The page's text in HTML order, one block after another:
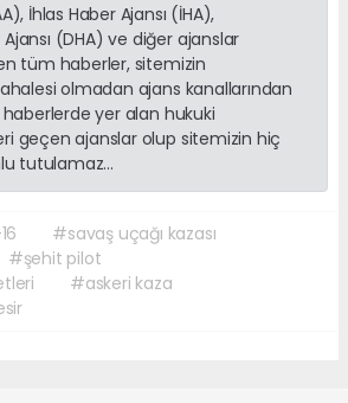
İhlas Haber Ajansı (İHA),
(DHA) ve diğer ajanslar
tüm haberler, sitemizin
olmadan ajans kanallarından
yer alan hukuki
geçen ajanslar olup sitemizin hiç
tutulamaz...
#savaş uçağı kazası
#şehit pilot
#askeri kaza